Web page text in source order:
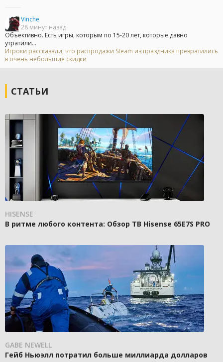
Vinche
28 минут назад
Объективно. Есть игры, которым по 15-20 лет, которые давно
утратили...
Игроки рассказали, что распродажи Steam из праздника превратились
в очень небольшие скидки
СТАТЬИ
HISENSE
В ритме любого контента: Обзор ТВ Hisense 65E7S PRO
GABE NEWELL
Гейб Ньюэлл потратил больше миллиарда долларов